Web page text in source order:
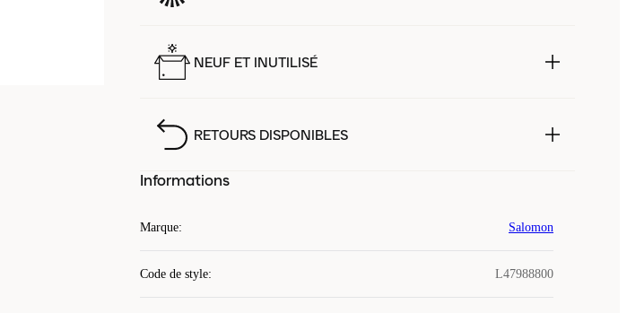
NEUF ET INUTILISÉ
RETOURS DISPONIBLES
Informations
Marque: Salomon
Code de style: L47988800